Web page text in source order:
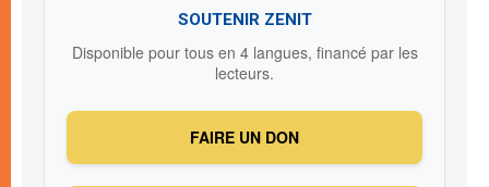
SOUTENIR ZENIT
Disponible pour tous en 4 langues, financé par les
lecteurs.
FAIRE UN DON